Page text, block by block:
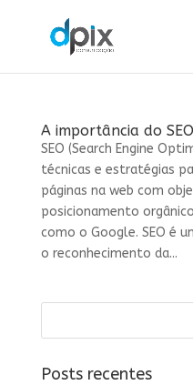
A importância do
SEO (Search Engine
técnicas e estratégias
páginas na web com
posicionamento
como o Google. SEO é
o reconhecimento da...
Posts recentes